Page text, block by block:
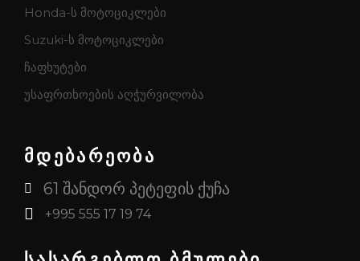
Honda-ს მოტოციკლები
Suzuki-ს მოტოციკლები
ჩაფხუტები
უსაფრთხოების აღჭურვილობა
მდებარეობა
61 შანდორ პეტეფის ქუჩა
+995 555 17 19 74